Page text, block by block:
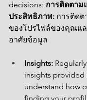
decisions: การติดตาม
ประสิทธิภาพ: การติด
ของโปรไฟล์ของคุณแ
อาศัยข้อมูล
Insights:
insights
understand how